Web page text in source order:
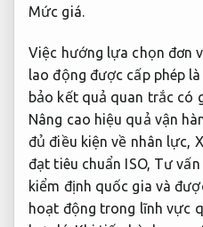
Mức giá.
Việc hướng lựa chọn đơn
lao động được cấp phép
bảo kết quả quan trắc có
Nâng cao hiệu quả vận
đủ điều kiện về nhân lực,
đạt tiêu chuẩn ISO, Tư
kiểm định quốc gia và
hoạt động trong lĩnh vực